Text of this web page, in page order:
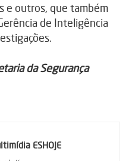
e outros, que também
de Inteligência
da Segurança
ESHOJE